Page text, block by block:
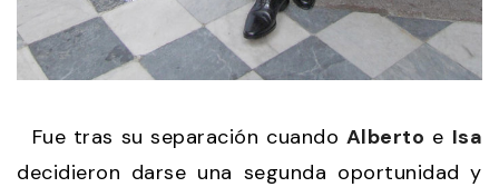
Fue tras su separación cuando Alberto e Isa
decidieron darse una segunda oportunidad y